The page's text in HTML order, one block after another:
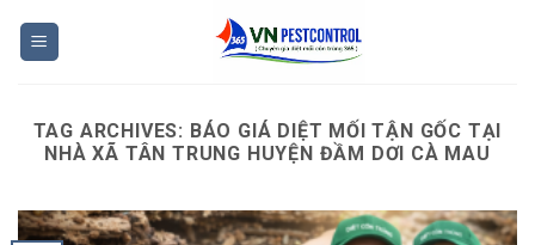
TAG ARCHIVES: BÁO GIÁ DIỆT MỐI TẬN GỐC TẠI
NHÀ XÃ TÂN TRUNG HUYỆN ĐẦM DƠI CÀ MAU